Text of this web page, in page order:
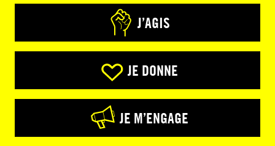
J’AGIS
JE DONNE
JE M’ENGAGE